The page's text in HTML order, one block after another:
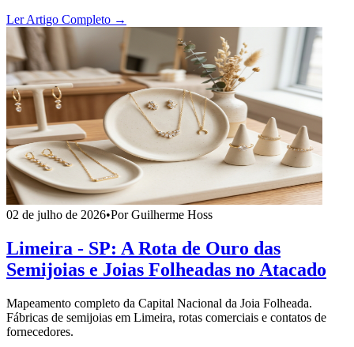
Ler Artigo Completo →
02 de julho de 2026•Por Guilherme Hoss
Limeira - SP: A Rota de Ouro das
Semijoias e Joias Folheadas no Atacado
Mapeamento completo da Capital Nacional da Joia Folheada.
Fábricas de semijoias em Limeira, rotas comerciais e contatos de
fornecedores.